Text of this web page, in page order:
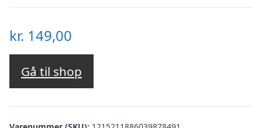
kr. 149,00
Gå til shop